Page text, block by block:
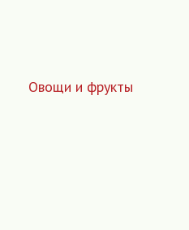
Овощи и фрукты